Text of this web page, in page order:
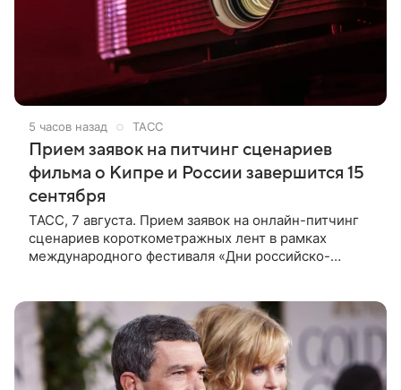
5 часов назад ТАСС
Прием заявок на питчинг сценариев
фильма о Кипре и России завершится 15
сентября
ТАСС, 7 августа. Прием заявок на онлайн-питчинг
сценариев короткометражных лент в рамках
международного фестиваля «Дни российско-